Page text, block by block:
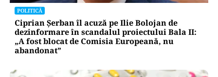
POLITICĂ
Ciprian Șerban îl acuză pe Ilie Bolojan de
dezinformare în scandalul proiectului Bala II:
„A fost blocat de Comisia Europeană, nu
abandonat”